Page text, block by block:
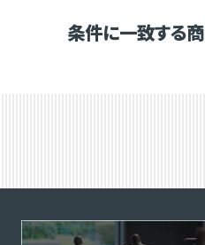
条件に一致する商